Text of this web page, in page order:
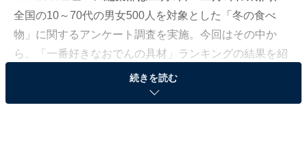
全国の10～70代の男女500人を対象とした「冬の食べ
物」に関するアンケート調査を実施。今回はその中か
ら、「一番好きなおでんの具材」ランキングの結果を紹
続きを読む